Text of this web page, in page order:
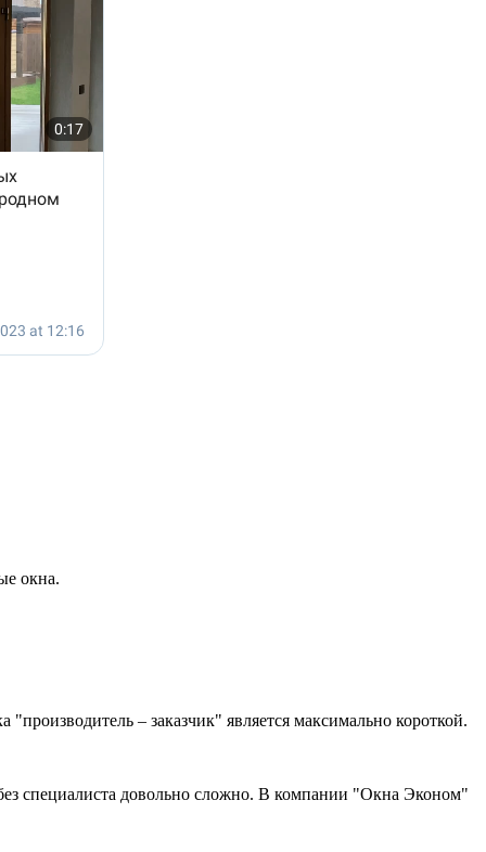
окна.
– заказчик" является максимально короткой.
специалиста довольно сложно. В компании "Окна Эконом"